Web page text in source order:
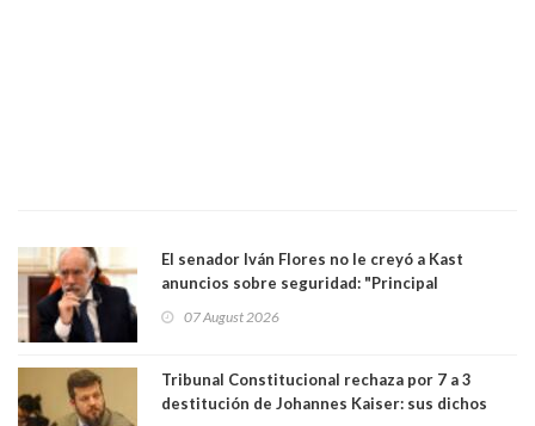
El senador Iván Flores no le creyó a Kast
anuncios sobre seguridad: "Principal
perseguir ruta del dinero y levantar secreto
07 August 2026
Tribunal Constitucional rechaza por 7 a 3
destitución de Johannes Kaiser: sus dichos